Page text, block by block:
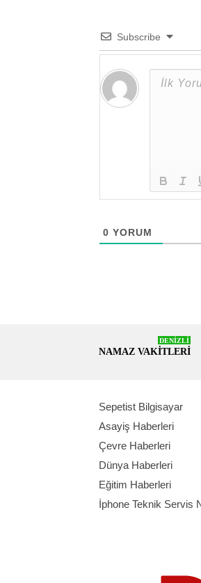
Subscribe
0 YORUM
NAMAZ VAKİTLERİ
DENİZLİ
Sepetist Bilgisayar
Asayiş Haberleri
Çevre Haberleri
Dünya Haberleri
Eğitim Haberleri
İphone Teknik Servis